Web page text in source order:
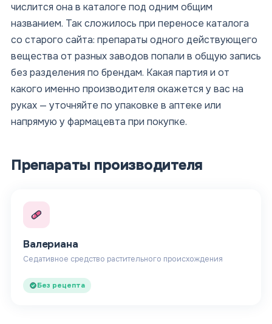
числится она в каталоге под одним общим
названием. Так сложилось при переносе каталога
со старого сайта: препараты одного действующего
вещества от разных заводов попали в общую запись
без разделения по брендам. Какая партия и от
какого именно производителя окажется у вас на
руках — уточняйте по упаковке в аптеке или
напрямую у фармацевта при покупке.
Препараты производителя
Валериана
Седативное средство растительного происхождения
Без рецепта